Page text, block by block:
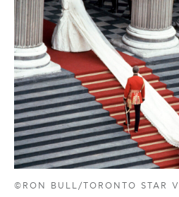
©RON BULL/TORONTO STAR